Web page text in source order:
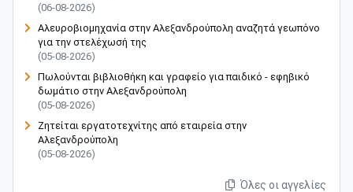
(06-08-2026)
Αλευροβιομηχανία στην Αλεξανδρούπολη αναζητά γεωπόνο
για την στελέχωσή της
(05-08-2026)
Πωλούνται βιβλιοθήκη και γραφείο για παιδικό - εφηβικό
δωμάτιο στην Αλεξανδρούπολη
(05-08-2026)
Ζητείται εργατοτεχνίτης από εταιρεία στην
Αλεξανδρούπολη
(05-08-2026)
Όλες οι αγγελίες